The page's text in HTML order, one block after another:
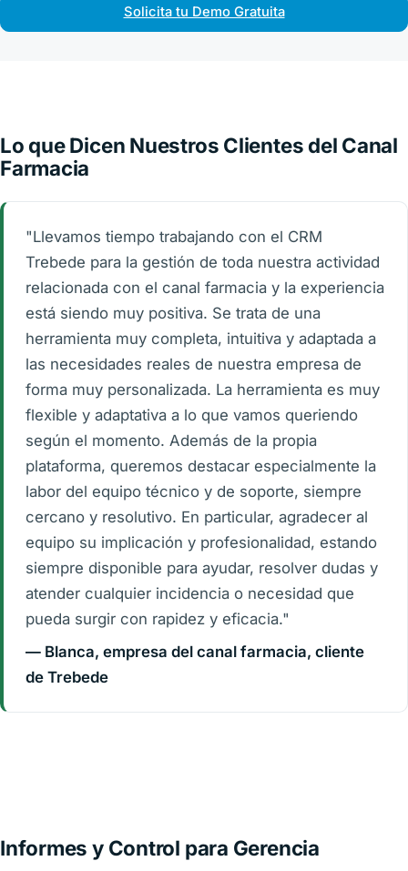
Solicita tu Demo Gratuita
Lo que Dicen Nuestros Clientes del Canal
Farmacia
"Llevamos tiempo trabajando con el CRM
Trebede para la gestión de toda nuestra actividad
relacionada con el canal farmacia y la experiencia
está siendo muy positiva. Se trata de una
herramienta muy completa, intuitiva y adaptada a
las necesidades reales de nuestra empresa de
forma muy personalizada. La herramienta es muy
flexible y adaptativa a lo que vamos queriendo
según el momento. Además de la propia
plataforma, queremos destacar especialmente la
labor del equipo técnico y de soporte, siempre
cercano y resolutivo. En particular, agradecer al
equipo su implicación y profesionalidad, estando
siempre disponible para ayudar, resolver dudas y
atender cualquier incidencia o necesidad que
pueda surgir con rapidez y eficacia."
— Blanca, empresa del canal farmacia, cliente
de Trebede
Informes y Control para Gerencia